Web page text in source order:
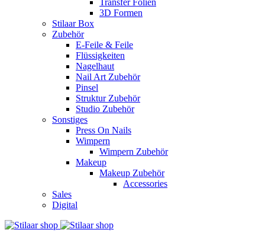
3D Formen
Stilaar Box
Zubehör
E-Feile & Feile
Flüssigkeiten
Nagelhaut
Nail Art Zubehör
Pinsel
Struktur Zubehör
Studio Zubehör
Sonstiges
Press On Nails
Wimpern
Wimpern Zubehör
Makeup
Makeup Zubehör
Accessories
Sales
Digital